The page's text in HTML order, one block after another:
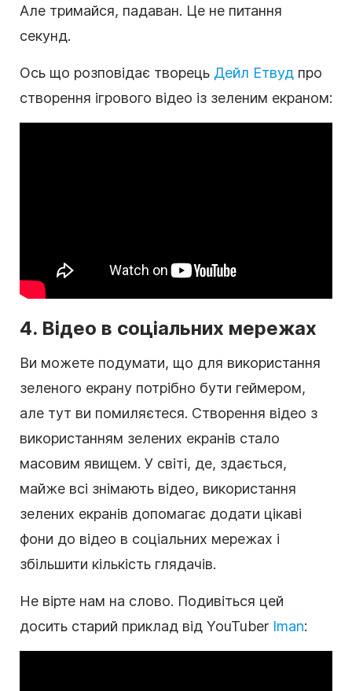
Але тримайся, падаван. Це не питання
секунд.
Ось що розповідає творець Дейл Етвуд про
створення ігрового відео із зеленим екраном:
4. Відео в соціальних мережах
Ви можете подумати, що для використання
зеленого екрану потрібно бути геймером,
але тут ви помиляєтеся. Створення відео з
використанням зелених екранів стало
масовим явищем. У світі, де, здається,
майже всі знімають відео, використання
зелених екранів допомагає додати цікаві
фони до відео в соціальних мережах і
збільшити кількість глядачів.
Не вірте нам на слово. Подивіться цей
досить старий приклад від YouTuber Iman: